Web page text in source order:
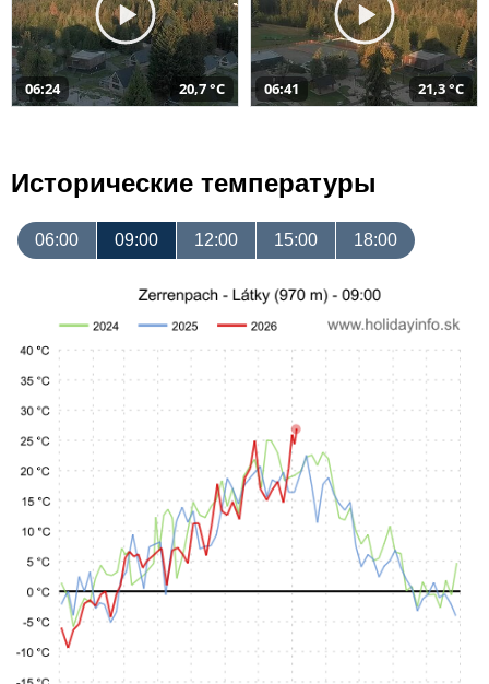
06:24 20,7 °C 06:41 21,3 °C
Исторические температуры
06:00 09:00 12:00 15:00 18:00